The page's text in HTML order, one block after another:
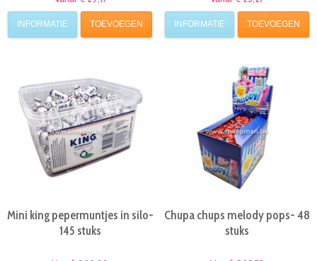
INFORMATIE TOEVOEGEN INFORMATIE TOEVOEGEN
Mini king pepermuntjes in silo-
145 stuks
Chupa chups melody pops- 48
stuks